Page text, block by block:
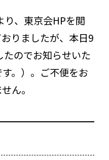
、東京会HPを閲
りましたが、本日9
のでお知らせいた
。）。ご不便をお
ん。